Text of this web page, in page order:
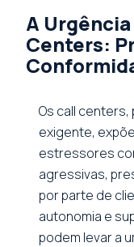
A Urgência
Centers:
Os call centers,
exigente,
estressores
agressivas,
por parte de
autonomia e
podem levar a